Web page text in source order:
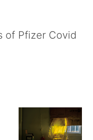
of Pfizer Covid